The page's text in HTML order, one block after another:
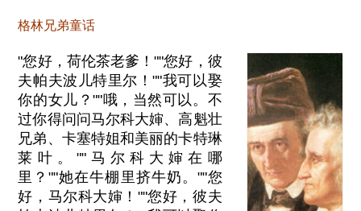
格林兄弟童话
"您好，荷伦茶老爹！""您好，彼
夫帕夫波儿特里尔！""我可以娶
你的女儿？""哦，当然可以。不
过你得问问马尔科大婶、高魁壮
兄弟、卡塞特姐和美丽的卡特琳
莱叶。""马尔科大婶在哪
里？""她在牛棚里挤牛奶。""您
好，马尔科大婶！""您好，彼夫